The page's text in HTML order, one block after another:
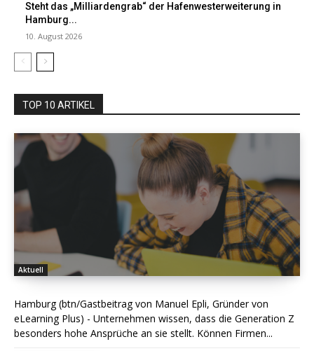
Steht das „Milliardengrab“ der Hafenwesterweiterung in
Hamburg...
10. August 2026
TOP 10 ARTIKEL
Aktuell
Hamburg (btn/Gastbeitrag von Manuel Epli, Gründer von
eLearning Plus) - Unternehmen wissen, dass die Generation Z
besonders hohe Ansprüche an sie stellt. Können Firmen...